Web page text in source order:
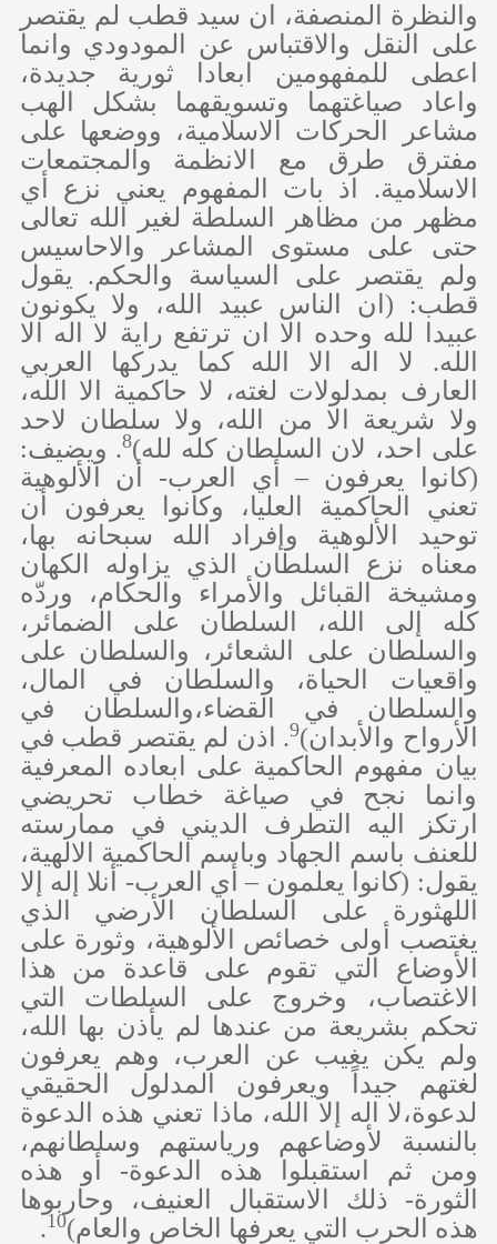
والنظرة المنصفة، ان سيد قطب لم يقتصر
على النقل والاقتباس عن المودودي وانما
اعطى للمفهومين ابعادا ثورية جديدة،
واعاد صياغتهما وتسويقهما بشكل الهب
مشاعر الحركات الاسلامية، ووضعها على
مفترق طرق مع الانظمة والمجتمعات
الاسلامية. اذ بات المفهوم يعني نزع أي
مظهر من مظاهر السلطة لغير الله تعالى
حتى على مستوى المشاعر والاحاسيس
ولم يقتصر على السياسة والحكم. يقول
قطب: (ان الناس عبيد الله، ولا يكونون
عبيدا لله وحده الا ان ترتفع راية لا اله الا
الله. لا اله الا الله كما يدركها العربي
العارف بمدلولات لغته، لا حاكمية الا الله،
ولا شريعة الا من الله، ولا سلطان لاحد
على احد، لان السلطان كله لله)8. ويضيف:
(كانوا يعرفون – أي العرب- أن الألوهية
تعني الحاكمية العليا، وكانوا يعرفون أن
توحيد الألوهية وإفراد الله سبحانه بها،
معناه نزع السلطان الذي يزاوله الكهان
ومشيخة القبائل والأمراء والحكام، وردّه
كله إلى الله، السلطان على الضمائر،
والسلطان على الشعائر، والسلطان على
واقعيات الحياة، والسلطان في المال،
والسلطان في القضاء،والسلطان في
الأرواح والأبدان)9. اذن لم يقتصر قطب في
بيان مفهوم الحاكمية على ابعاده المعرفية
وانما نجح في صياغة خطاب تحريضي
ارتكز اليه التطرف الديني في ممارسته
للعنف باسم الجهاد وباسم الحاكمية الالهية،
يقول: (كانوا يعلمون – أي العرب- أنلا إله إلا
اللهثورة على السلطان الأرضي الذي
يغتصب أولى خصائص الألوهية، وثورة على
الأوضاع التي تقوم على قاعدة من هذا
الاغتصاب، وخروج على السلطات التي
تحكم بشريعة من عندها لم يأذن بها الله،
ولم يكن يغيب عن العرب، وهم يعرفون
لغتهم جيداً ويعرفون المدلول الحقيقي
لدعوة،لا اله إلا الله، ماذا تعني هذه الدعوة
بالنسبة لأوضاعهم ورياستهم وسلطانهم،
ومن ثم استقبلوا هذه الدعوة- أو هذه
الثورة- ذلك الاستقبال العنيف، وحاربوها
هذه الحرب التي يعرفها الخاص والعام)10
.